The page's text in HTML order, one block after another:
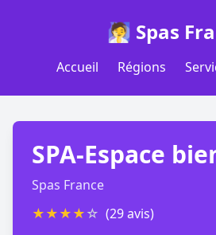
🧖 Spas
Accueil Régions
SPA-Espace
Spas France
★★★★☆ (29 avis)